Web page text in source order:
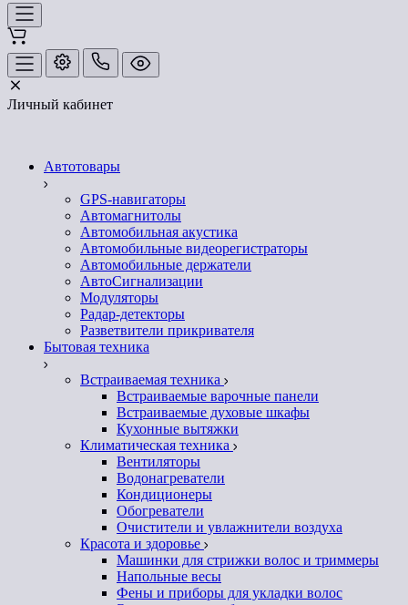
Личный кабинет
Автотовары
GPS-навигаторы
Автомагнитолы
Автомобильная акустика
Автомобильные видеорегистраторы
Автомобильные держатели
АвтоСигнализации
Модуляторы
Радар-детекторы
Разветвители прикривателя
Бытовая техника
Встраиваемая техника
Встраиваемые варочные панели
Встраиваемые духовые шкафы
Кухонные вытяжки
Климатическая техника
Вентиляторы
Водонагреватели
Кондиционеры
Обогреватели
Очистители и увлажнители воздуха
Красота и здоровье
Машинки для стрижки волос и триммеры
Напольные весы
Фены и приборы для укладки волос